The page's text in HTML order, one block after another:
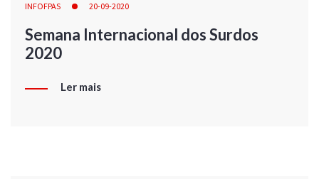
INFOFPAS 20-09-2020
Semana Internacional dos Surdos
2020
Ler mais